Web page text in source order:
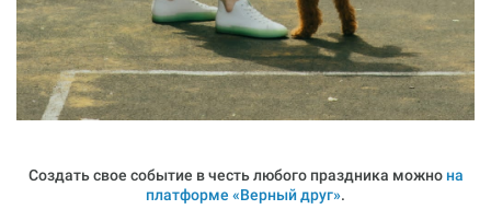
Создать свое событие в честь любого праздника можно на
платформе «‎Верный друг»‎.